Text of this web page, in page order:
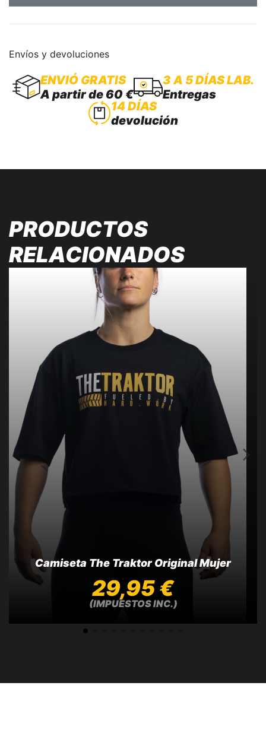
Envíos y devoluciones
ENVIÓ GRATIS
A partir de 60 €
3 A 5 DÍAS LAB.
Entregas
14 DÍAS
devolución
PRODUCTOS
RELACIONADOS
Camiseta The Traktor Original Mujer
29,95 €
(IMPUESTOS INC.)